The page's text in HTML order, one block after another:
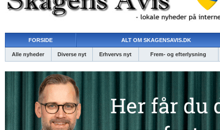
FORSIDE ALT OM SKAGENSAVIS.DK
Alle nyheder Diverse nyt Erhvervs nyt Frem- og efterlysning